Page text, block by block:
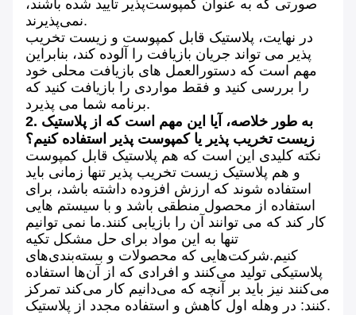
صورتی که به عنوان کمپوست‌پذیر تأیید شده باشند،
نمی‌پذیرند.
در نهایت، پلاستیک قابل کمپوست و زیست تخریب
پذیر می تواند جریان بازیافت را آلوده کند، بنابراین
مهم است که دستورالعمل های بازیافت محلی خود
را بررسی کنید و فقط مواردی را بازیافت کنید که
برنامه شما می پذیرد.
2. به طور خلاصه، آیا این مهم است که از پلاستیک
زیست تخریب پذیر یا کمپوست پذیر استفاده کنیم؟
نکته کلیدی این است که هم پلاستیک قابل کمپوست
و هم پلاستیک زیست تخریب پذیر تنها زمانی باید
استفاده شوند که ارزش افزوده داشته باشد، برای
استفاده از محصول منطقی باشد و با سیستم هایی
کار کند که می توانند آن را بازیابی کنند.ما نمی توانیم
تنها به این مواد برای حل مشکل تکیه
کنیم.شرکت‌هایی که محصولات و بسته‌بندی‌های
پلاستیکی تولید می‌کنند و افرادی که از آن‌ها استفاده
می‌کنند نیز باید بر آنچه که می‌دانیم کار می‌کند تمرکز
کنند: در وهله اول کاهش و استفاده مجدد از پلاستیک.